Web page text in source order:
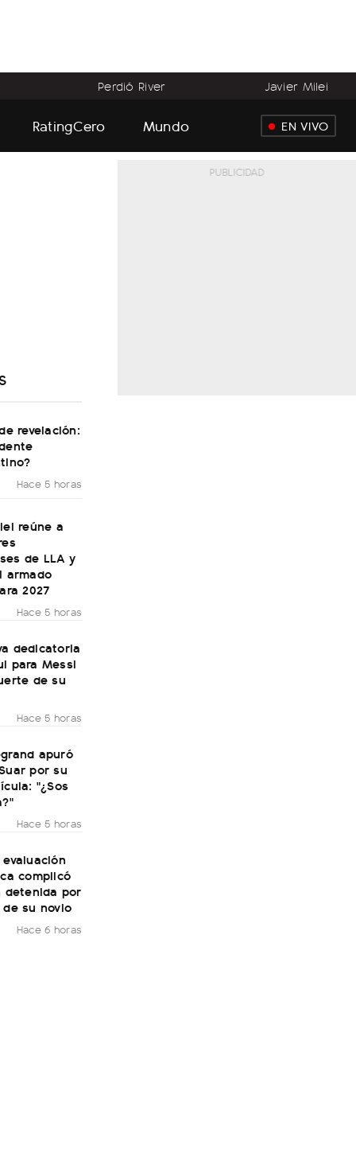
Perdió River Javier Milei
RatingCero Mundo EN VIVO
revelación:
Hace 5 horas
reúne a
de LLA y
armado
2027
Hace 5 horas
dedicatoria
para Messi
de su
Hace 5 horas
apuró
por su
"¿Sos
Hace 5 horas
complicó
detenida por
su novio
Hace 6 horas